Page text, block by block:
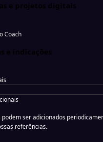
e projetos digitais
Coach
e indicações
podem ser adicionados
referências.